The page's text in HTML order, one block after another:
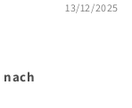
13/12/2025
nach